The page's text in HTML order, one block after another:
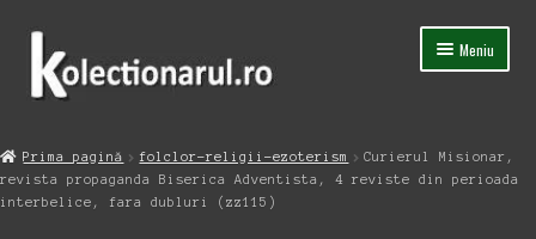
Sari
navigare
Sari
conținut
Meniu
Magazin
Extinde
Prima pagină folclor-religii-ezoterism
Curierul Misionar,
revista propaganda Biserica Adventista, 4 reviste din perioada
interbelice, fara dubluri (zz115)